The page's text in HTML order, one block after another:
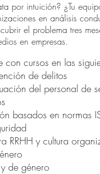
por intuición? ¿Tu
en análisis
el problema tres
en empresas.
con cursos en las
de delitos
del personal de
basados en normas
RRHH y cultura
de género